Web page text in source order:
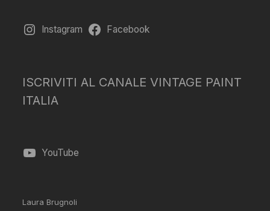
Instagram Facebook
ISCRIVITI AL CANALE VINTAGE PAINT
ITALIA
YouTube
Laura Brugnoli